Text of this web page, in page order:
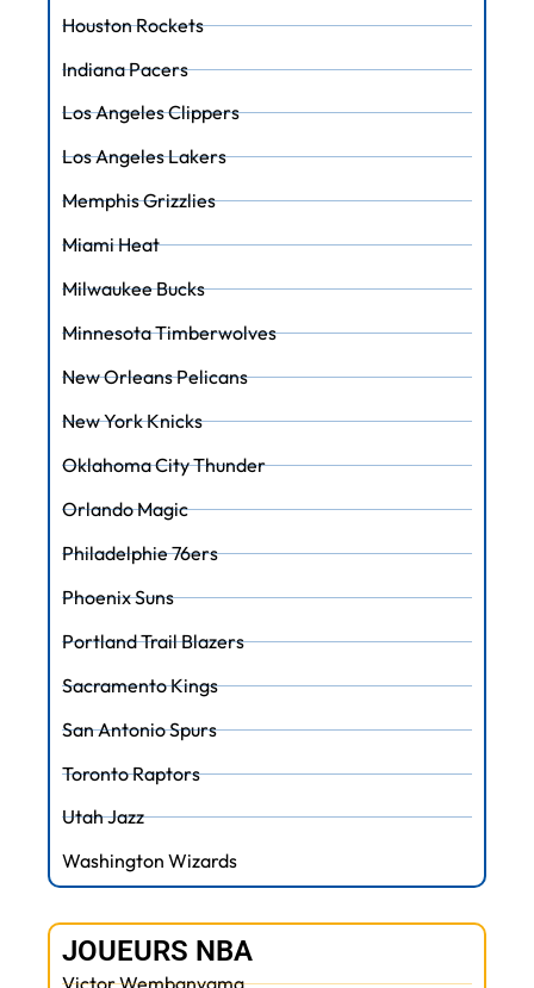
Houston Rockets
Indiana Pacers
Los Angeles Clippers
Los Angeles Lakers
Memphis Grizzlies
Miami Heat
Milwaukee Bucks
Minnesota Timberwolves
New Orleans Pelicans
New York Knicks
Oklahoma City Thunder
Orlando Magic
Philadelphie 76ers
Phoenix Suns
Portland Trail Blazers
Sacramento Kings
San Antonio Spurs
Toronto Raptors
Utah Jazz
Washington Wizards
JOUEURS NBA